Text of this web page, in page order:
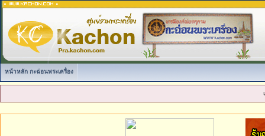
หน้าหลัก กะฉ่อนพระเครื่อง